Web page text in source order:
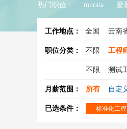
热门职位： murata 爱
工作地点： 全国 云南
职位分类： 不限 工程
不限 测试
机械工程师
土木工程师
月薪范围： 所有 自定
已选条件： 标准化工